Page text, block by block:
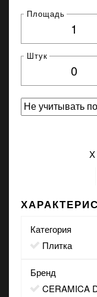
Площадь
Штук
X
Категория
Плитка
Бренд
CERAMICA